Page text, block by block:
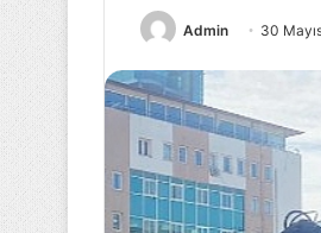
Admin 30